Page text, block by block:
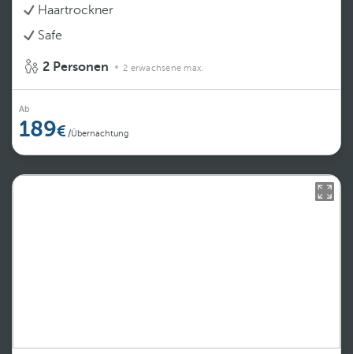
Haartrockner
Safe
2 Personen 2 erwachsene max.
Ab
189 /Übernachtung